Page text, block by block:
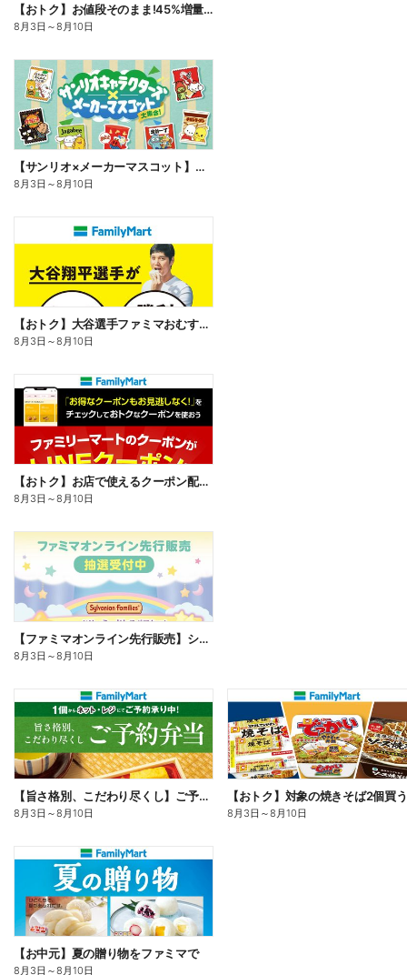
【おトク】お値段そのまま!45%増量作戦!
8月3日 ～8月10日
【サンリオ×メーカーマスコット】オリジナルグッズ貰える!
8月3日 ～8月10日
【おトク】大谷選手ファミマおむすび割
8月3日 ～8月10日
【おトク】お店で使えるクーポン配信中
8月3日 ～8月10日
【ファミマオンライン先行販売】シルバニアファミリー
8月3日 ～8月10日
【旨さ格別、こだわり尽くし】ご予約弁当
8月3日 ～8月10日 8月3日 ～8月10日
【お中元】夏の贈り物をファミマで
8月3日 ～8月10日